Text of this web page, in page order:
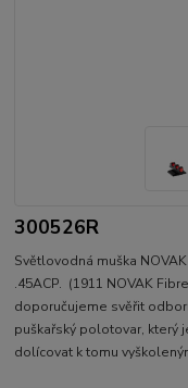
300526R
Světlovodná muška
.45ACP. (1911 NOVAK
doporučujeme svěřit
puškařský polotovar, který
dolícovat k tomu